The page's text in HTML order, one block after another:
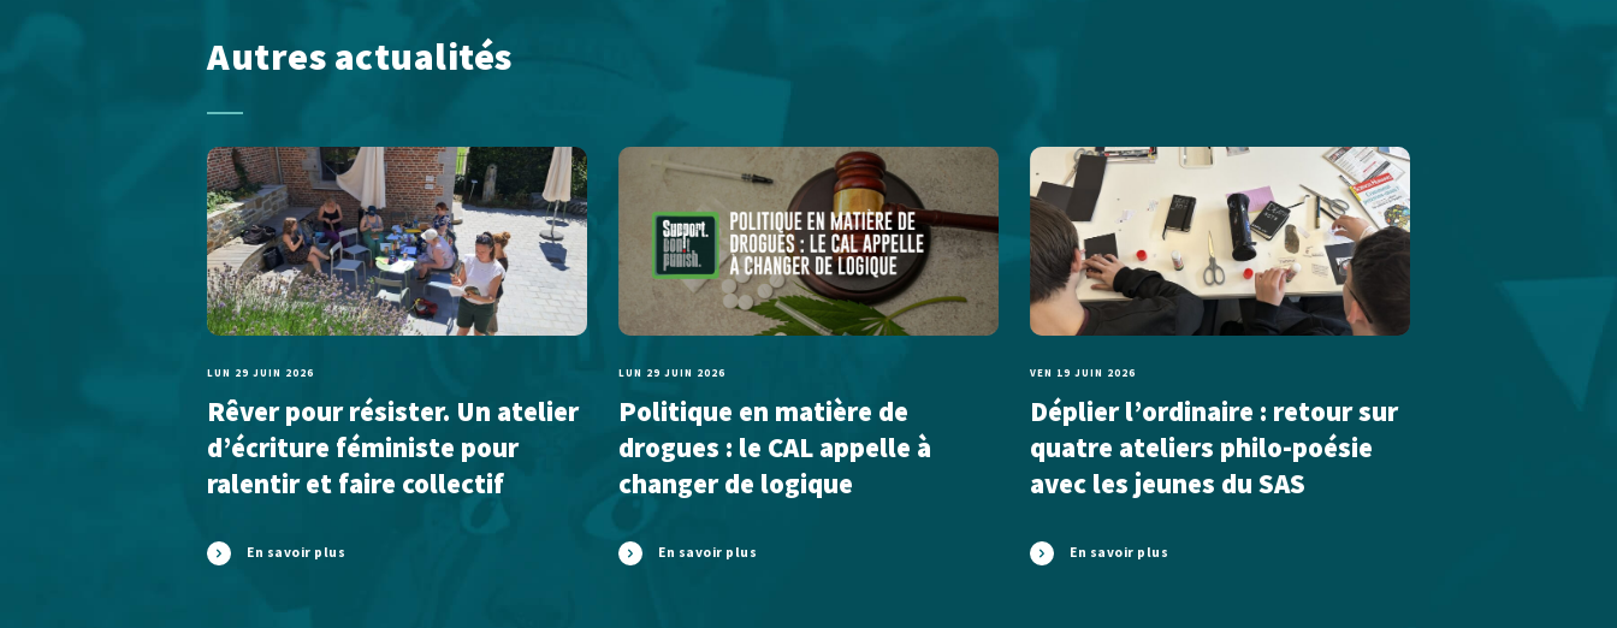
Autres actualités
LUN 29 JUIN 2026
Rêver pour résister. Un atelier
d’écriture féministe pour
ralentir et faire collectif
En savoir plus
LUN 29 JUIN 2026
Politique en matière de
drogues : le CAL appelle à
changer de logique
En savoir plus
VEN 19 JUIN 2026
Déplier l’ordinaire : retour sur
quatre ateliers philo-poésie
avec les jeunes du SAS
En savoir plus